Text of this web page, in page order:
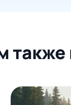
также